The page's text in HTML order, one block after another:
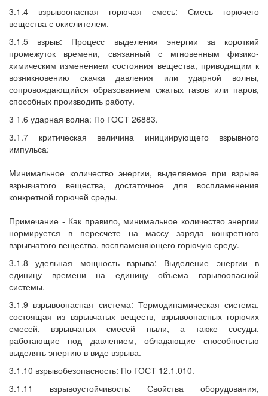
3.1.4 взрывоопасная горючая смесь: Смесь горючего
вещества с окислителем.
3.1.5 взрыв: Процесс выделения энергии за короткий
промежуток времени, связанный с мгновенным физико-
химическим изменением состояния вещества, приводящим к
возникновению скачка давления или ударной волны,
сопровождающийся образованием сжатых газов или паров,
способных производить работу.
3 1.6 ударная волна: По ГОСТ 26883.
3.1.7 критическая величина инициирующего взрывного
импульса:
Минимальное количество энергии, выделяемое при взрыве
взрывчатого вещества, достаточное для воспламенения
конкретной горючей среды.
Примечание - Как правило, минимальное количество энергии
нормируется в пересчете на массу заряда конкретного
взрывчатого вещества, воспламеняющего горючую среду.
3.1.8 удельная мощность взрыва: Выделение энергии в
единицу времени на единицу объема взрывоопасной
системы.
3.1.9 взрывоопасная система: Термодинамическая система,
состоящая из взрывчатых веществ, взрывоопасных горючих
смесей, взрывчатых смесей пыли, а также сосуды,
работающие под давлением, обладающие способностью
выделять энергию в виде взрыва.
3.1.10 взрывобезопасность: По ГОСТ 12.1.010.
3.1.11 взрывоустойчивость: Свойства оборудования,